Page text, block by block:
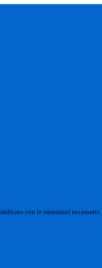
con le istruzioni necessarie.